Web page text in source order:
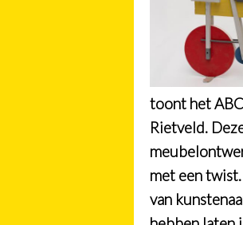
toont het
Rietveld.
met een
van